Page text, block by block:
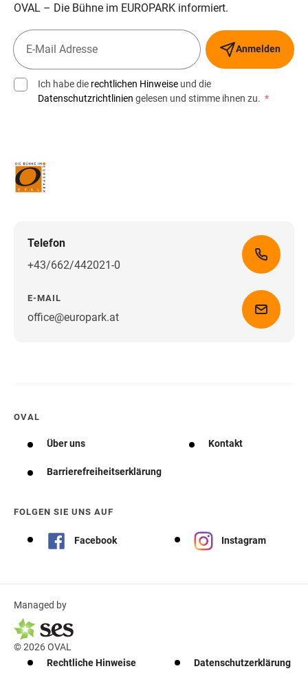
OVAL – Die Bühne im EUROPARK informiert.
Anmelden
Ich habe die rechtlichen Hinweise und die
Datenschutzrichtlinien gelesen und stimme ihnen zu. *
Telefon
+43/662/442021-0
E-MAIL
office@europark.atWegbeschreibung erhalten
OVAL
Über uns Kontakt
Barrierefreiheitserklärung
FOLGEN SIE UNS AUF
Facebook Instagram
Managed by
© 2026 OVAL
Rechtliche Hinweise
Datenschutzerklärung